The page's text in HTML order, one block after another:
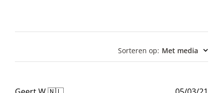
Sorteren op: Met media